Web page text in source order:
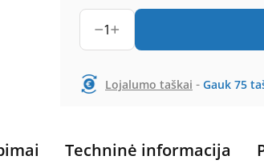
1
Lojalumo taškai - Gauk 75
Techninė informacija